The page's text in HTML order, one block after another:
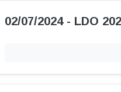
02/07/2024 - LDO